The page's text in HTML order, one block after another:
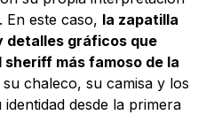
En este caso, la zapatilla
detalles gráficos que
más famoso de la
chaleco, su camisa y los
desde la primera